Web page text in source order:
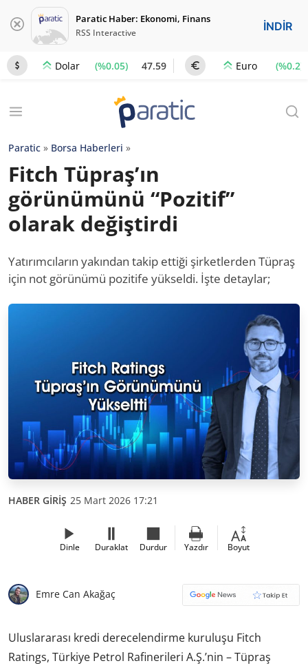
Paratic Haber: Ekonomi, Finans
RSS Interactive İNDİR
Dolar (%0.05) 47.59 Euro (%0.2)
Paratic » Borsa Haberleri »
Fitch Tüpraş’ın
görünümünü “Pozitif”
olarak değiştirdi
Yatırımcıların yakından takip ettiği şirketlerden Tüpraş
için not görünümü pozitife yükseldi. İşte detaylar;
HABER GİRİŞ 25 Mart 2026 17:21
Dinle Duraklat Durdur Yazdır Boyut
Emre Can Akağaç
Uluslararası kredi derecelendirme kuruluşu Fitch
Ratings, Türkiye Petrol Rafinerileri A.Ş.’nin – Tüpraş